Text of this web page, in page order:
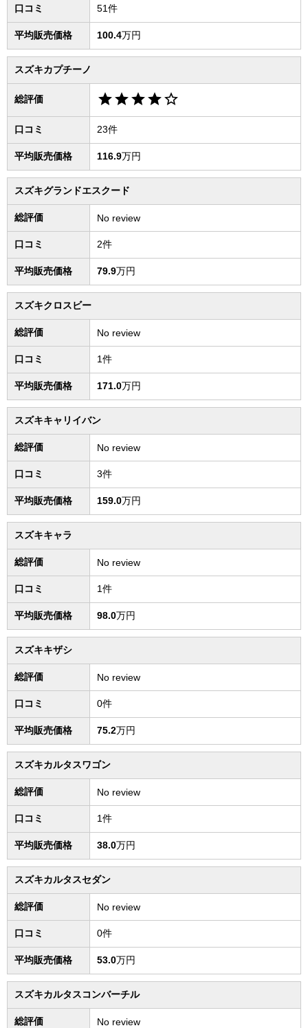
口コミ 51件
平均販売価格 100.4万円
スズキカプチーノ
総評価 starstarstarstarstar_border
口コミ 23件
平均販売価格 116.9万円
スズキグランドエスクード
総評価 No review
口コミ 2件
平均販売価格 79.9万円
スズキクロスビー
総評価 No review
口コミ 1件
平均販売価格 171.0万円
スズキキャリイバン
総評価 No review
口コミ 3件
平均販売価格 159.0万円
スズキキャラ
総評価 No review
口コミ 1件
平均販売価格 98.0万円
スズキキザシ
総評価 No review
口コミ 0件
平均販売価格 75.2万円
スズキカルタスワゴン
総評価 No review
口コミ 1件
平均販売価格 38.0万円
スズキカルタスセダン
総評価 No review
口コミ 0件
平均販売価格 53.0万円
スズキカルタスコンバーチル
総評価 No review